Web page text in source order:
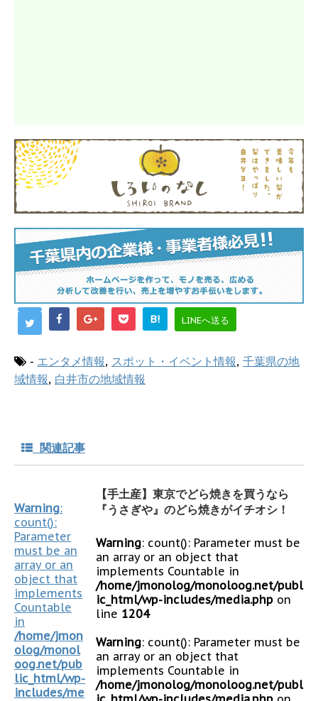
B! LINEへ送る
- エンタメ情報, スポット・イベント情報, 千葉県の地
域情報, 白井市の地域情報
関連記事
Warning:
count():
Parameter
must be an
array or an
object that
implements
Countable
in
/home/jmon
olog/monol
oog.net/pub
lic_html/wp-
includes/me
【手土産】東京でどら焼きを買うなら
『うさぎや』のどら焼きがイチオシ！
Warning: count(): Parameter must be
an array or an object that
implements Countable in
/home/jmonolog/monoloog.net/publ
ic_html/wp-includes/media.php on
line 1204
Warning: count(): Parameter must be
an array or an object that
implements Countable in
/home/jmonolog/monoloog.net/publ